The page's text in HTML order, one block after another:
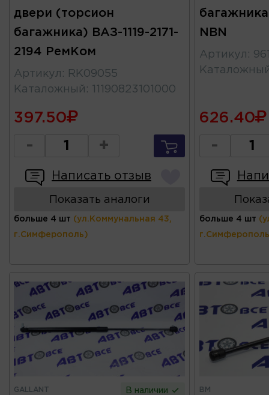
двери (торсион
багажника) ВАЗ-1119-2171-
2194 РемКом
Артикул :
RK09055
Каталожный : 11190823101000
397.50
- +
Написать отзыв
Показать аналоги
больше 4 шт (ул.Коммунальная 43,
г.Симферополь)
NBN
Артикул :
626.40
-
больше 4 шт
GALLANT В наличии BM